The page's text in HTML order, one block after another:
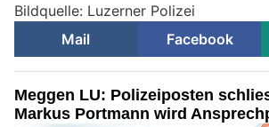
Bildquelle: Luzerner Polizei
Mail
Facebook
Meggen LU: Polizeiposten
Markus Portmann wird